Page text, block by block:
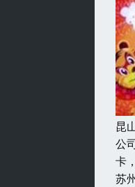
昆
公
卡
苏